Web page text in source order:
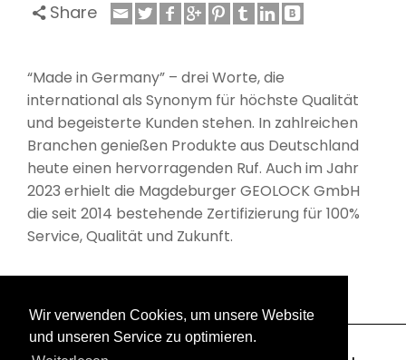
Wir verwenden Cookies, um unsere Website
und unseren Service zu optimieren.
Share
“Made in Germany” – drei Worte, die
international als Synonym für höchste Qualität
und begeisterte Kunden stehen. In zahlreichen
Branchen genießen Produkte aus Deutschland
heute einen hervorragenden Ruf. Auch im Jahr
2023 erhielt die Magdeburger GEOLOCK GmbH
die seit 2014 bestehende Zertifizierung für 100%
Service, Qualität und Zukunft.